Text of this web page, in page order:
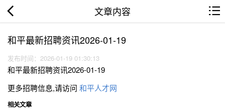
文章内容
和平最新招聘资讯2026-01-19
发布时间：2026-01-19 01:30:13
和平最新招聘资讯2026-01-19
更多招聘信息,请访问 和平人才网
相关文章